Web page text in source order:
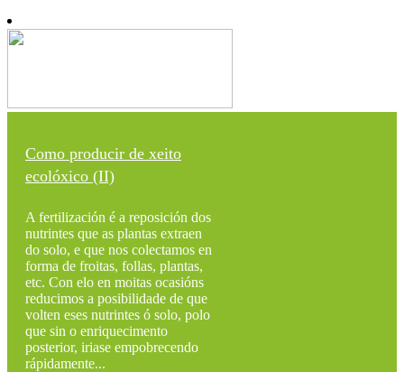
Como producir de xeito
ecolóxico (II)
A fertilización é a reposición dos
nutrintes que as plantas extraen
do solo, e que nos colectamos en
forma de froitas, follas, plantas,
etc. Con elo en moitas ocasións
reducimos a posibilidade de que
volten eses nutrintes ó solo, polo
que sin o enriquecimento
posterior, iriase empobrecendo
rápidamente...